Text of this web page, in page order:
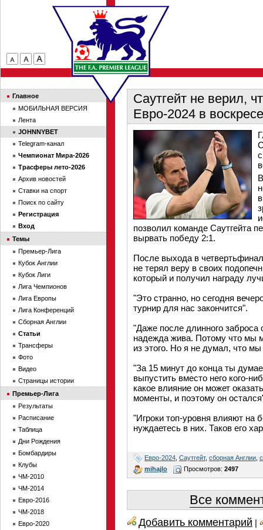
Саутгейт не верил,
Евро-2024 в
позволил команде Саутгейта
вырвать победу 2:1.
После выхода в
не терял веру в своих
который и получил награду
"Это странно, но сегодня
турнир для нас закончится".
"Даже после длинного заброса
надежда жива. Потому что мы
из этого. Но я не думал, что
"За 15 минут до конца ты
выпустить вместо него кого-
какое влияние он может
моменты, и поэтому он
"Игроки топ-уровня влияют на
нуждаетесь в них. Таков его
Евро-2024 Саутгейт, сборная Англии
mihajlo
Просмотров: 2497
Все
Добавить комментарий |
Главное
МОБИЛЬНАЯ ВЕРСИЯ
Лента
JOHNNYBET
Telegram-канал
Чемпионат Мира-2026
Трасферы лето-2026
Архив новостей
Ставки на спорт
Поиск по сайту
Регистрация
Вход
Темы
Премьер-Лига
Кубок Англии
Кубок Лиги
Лига Чемпионов
Лига Европы
Лига Конференций
Сборная Англии
Статьи
Трансферы
Фото
Видео
Страницы истории
Премьер-Лига
Результаты
Расписание
Таблица
Дни Рождения
Бомбардиры
Клубы
ЧМ-2010
ЧМ-2014
Евро-2016
ЧМ-2018
Евро-2020